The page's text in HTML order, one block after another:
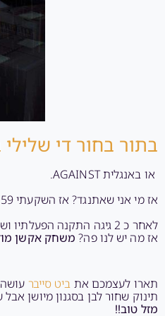
בתור בחור די
או באנגלית AGAINST.
אז מי אני שאתנגד? אז השקעתי 59 שח ורכשתי את הנגד הזה ב סטים.
לאחר כ 2 גיגה התקנה הפעלתיו ושיחקתיו באמצעות המחשב נעזר בקווסט 2 כפרה עליו.
אז מה יש לנו פה? משחק אקשן
תארו לעצמכם את ביט סייבר
תינוק שחור לבן בסגנון מיושן
מזל טוב!!